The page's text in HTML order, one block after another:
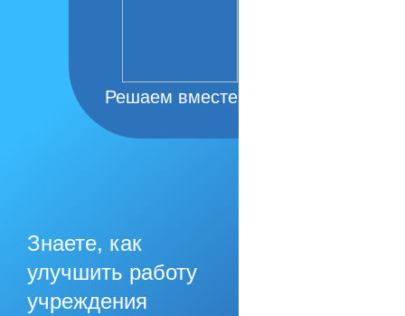
Решаем вместе
Знаете, как
улучшить работу
учреждения